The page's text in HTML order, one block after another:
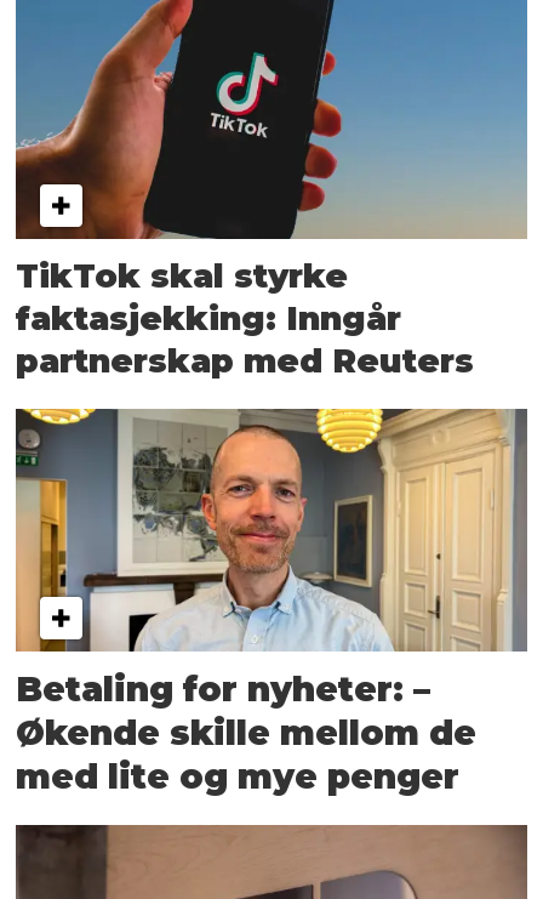
TikTok skal styrke
faktasjekking: Inngår
partnerskap med Reuters
Betaling for nyheter: –
Økende skille mellom de
med lite og mye penger